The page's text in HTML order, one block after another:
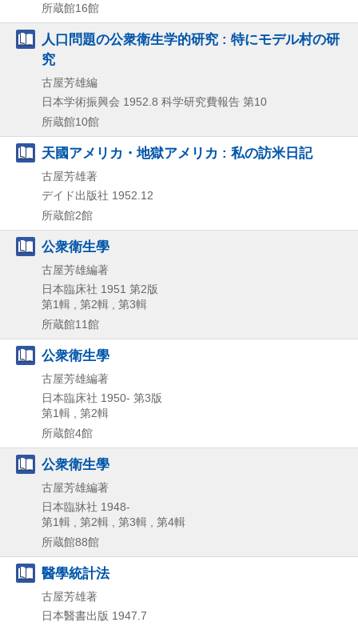
所蔵館16館
人口問題の公衆衛生学的研究 : 特にモデル村の研
究
古屋芳雄編
日本学術振興会 1952.8 科学研究費報告 第10
所蔵館10館
天國アメリカ・地獄アメリカ : 私の訪米日記
古屋芳雄著
デイド出版社 1952.12
所蔵館2館
公衆衛生學
古屋芳雄編著
日本臨床社 1951 第2版
第1輯 , 第2輯 , 第3輯
所蔵館11館
公衆衛生學
古屋芳雄編著
日本臨床社 1950- 第3版
第1輯 , 第2輯
所蔵館4館
公衆衛生學
古屋芳雄編著
日本臨牀社 1948-
第1輯 , 第2輯 , 第3輯 , 第4輯
所蔵館88館
醫學統計法
古屋芳雄著
日本醫書出版 1947.7